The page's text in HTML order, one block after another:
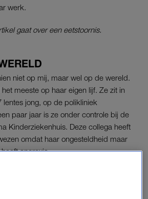
werk.
gaat over een eetstoornis.
niet op mij, maar wel op de wereld.
meeste op haar eigen lijf. Ze zit in
lentes jong, op de polikliniek
paar jaar is ze onder controle bij de
Kinderziekenhuis. Deze collega heeft
omdat haar ongesteldheid maar
anorexia.
ze voor het eerst ongesteld. Al vrij snel
kwam het ongeveer eens per maand.